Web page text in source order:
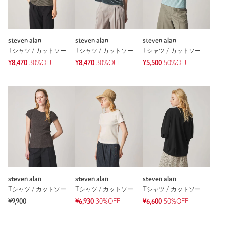
もっと見る
steven alan
Tシャツ / カットソー
¥8,470 30%OFF
steven alan
Tシャツ / カットソー
¥8,470 30%OFF
steven alan
Tシャツ / カットソー
¥5,500 50%OFF
steven alan
Tシャツ / カットソー
¥9,900
steven alan
Tシャツ / カットソー
¥6,930 30%OFF
steven alan
Tシャツ / カットソー
¥6,600 50%OFF